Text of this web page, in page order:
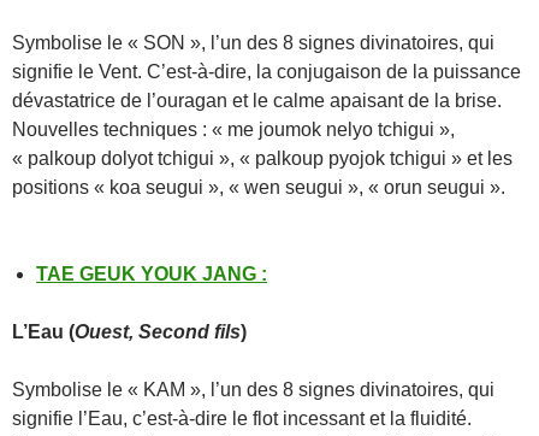
Symbolise le « SON », l’un des 8 signes divinatoires, qui
signifie le Vent. C’est-à-dire, la conjugaison de la puissance
dévastatrice de l’ouragan et le calme apaisant de la brise.
Nouvelles techniques : « me joumok nelyo tchigui »,
« palkoup dolyot tchigui », « palkoup pyojok tchigui » et les
positions « koa seugui », « wen seugui », « orun seugui ».
TAE GEUK YOUK JANG :
L’Eau (Ouest, Second fils)
Symbolise le « KAM », l’un des 8 signes divinatoires, qui
signifie l’Eau, c’est-à-dire le flot incessant et la fluidité.